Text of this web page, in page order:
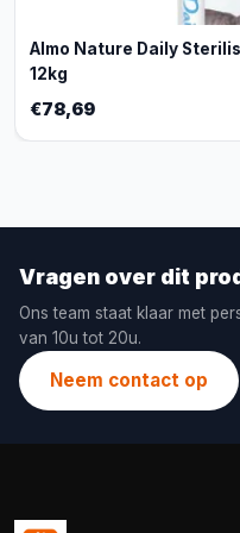
Almo Nature Daily
12kg
€78,69
Vragen over dit
Ons team staat klaar met
van 10u tot 20u.
Neem contact op